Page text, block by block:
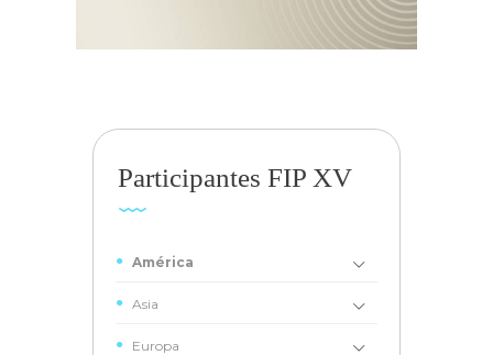
Participantes FIP XV
América
Asia
Europa